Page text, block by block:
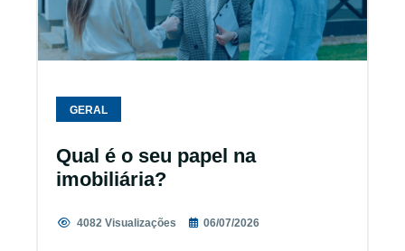
GERAL
Qual é o seu papel na
imobiliária?
4082 Visualizações 06/07/2026